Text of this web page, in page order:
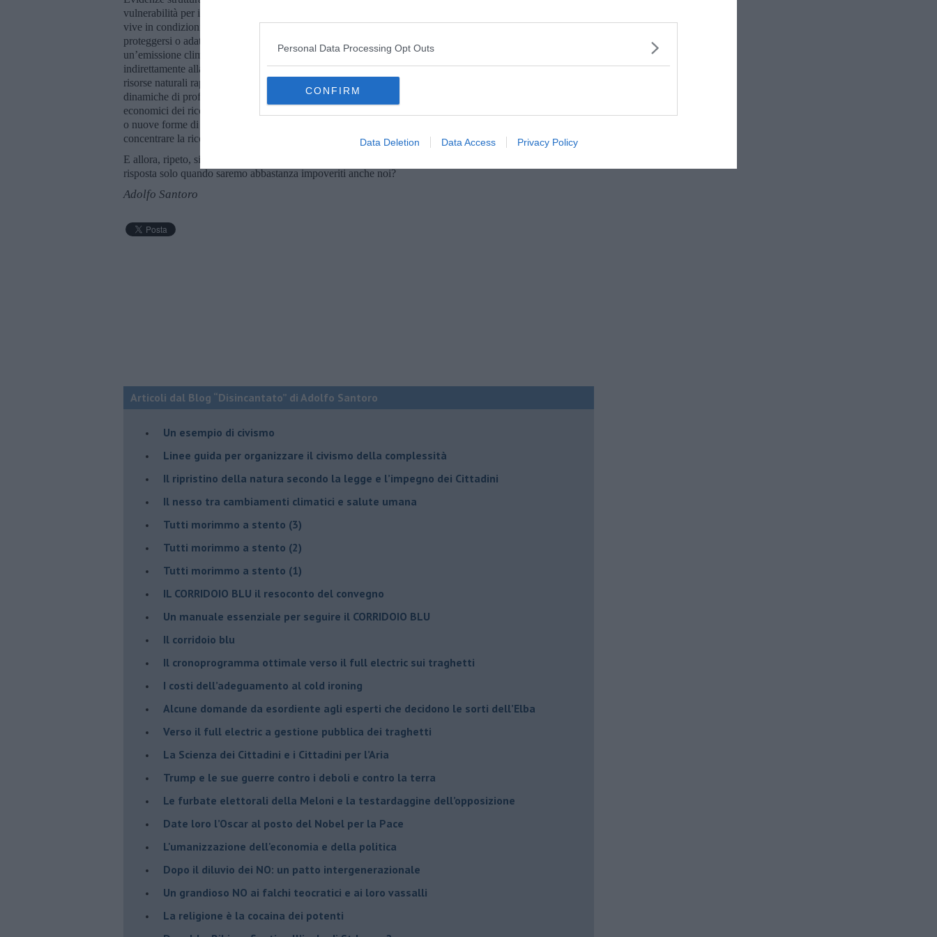
Personal Data Processing Opt Outs
CONFIRM
Data Deletion Data Access Privacy Policy
vulnerabilità per i poveri. Studi evidenziano che l’80% delle persone esposte a eventi meteorologici estremi
vive in condizioni di povertà, creando una forma di dipendenza dove i ricchi, avendo più risorse, riescono a
proteggersi o adattarsi, mentre i poveri subiscono i danni peggiori; i super-ricchi hanno, inoltre,
un’emissione climalterante con impatto enormemente superiore rispetto alla media, contribuendo
indirettamente alla crisi che colpisce i più vulnerabili. Guerre e conflitti per il controllo di sorgenti d'acqua o
risorse naturali rappresentano una realtà in cui la lotta per la sopravvivenza dei poveri è spesso legata a
dinamiche di profitto di pochi. Il commercio di armi e i conflitti armati, spesso guidati da interessi
economici dei ricchi, portano alla distruzione e alla povertà, creando una dipendenza forzata da aiuti esterni
o nuove forme di sfruttamento. Il capitalismo transnazionale manipola gli equilibri sociali ed economici per
concentrare la ricchezza, impoverendo le fasce più deboli.
E allora, ripeto, si tratta di idee complottistiche dei poveri o si tratta di capitalismo globale? Troveremo una
risposta solo quando saremo abbastanza impoveriti anche noi?
Adolfo Santoro
Articoli dal Blog “Disincantato” di Adolfo Santoro
​Un esempio di civismo
​Linee guida per organizzare il civismo della complessità
​Il ripristino della natura secondo la legge e l’impegno dei Cittadini
Il nesso tra cambiamenti climatici e salute umana
Tutti morimmo a stento (3)
Tutti morimmo a stento (2)
​Tutti morimmo a stento (1)
IL CORRIDOIO BLU il resoconto del convegno
Un manuale essenziale per seguire il CORRIDOIO BLU
Il corridoio blu
​Il cronoprogramma ottimale verso il full electric sui traghetti
​I costi dell’adeguamento al cold ironing
Alcune domande da esordiente agli esperti che decidono le sorti dell’Elba
Verso il full electric a gestione pubblica dei traghetti​
​La Scienza dei Cittadini e i Cittadini per l’Aria
Trump e le sue guerre contro i deboli e contro la terra
​Le furbate elettorali della Meloni e la testardaggine dell’opposizione
​Date loro l’Oscar al posto del Nobel per la Pace
L'umanizzazione dell'economia e della politica
​Dopo il diluvio dei NO: un patto intergenerazionale
​Un grandioso NO ai falchi teocratici e ai loro vassalli
La religione è la cocaina dei potenti